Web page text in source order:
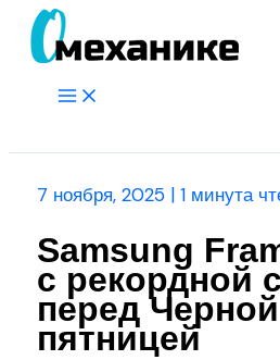
Перейти
Main
7 ноября, 2025 |1 минута
Samsung
с рекордной
перед Черной
пятницей